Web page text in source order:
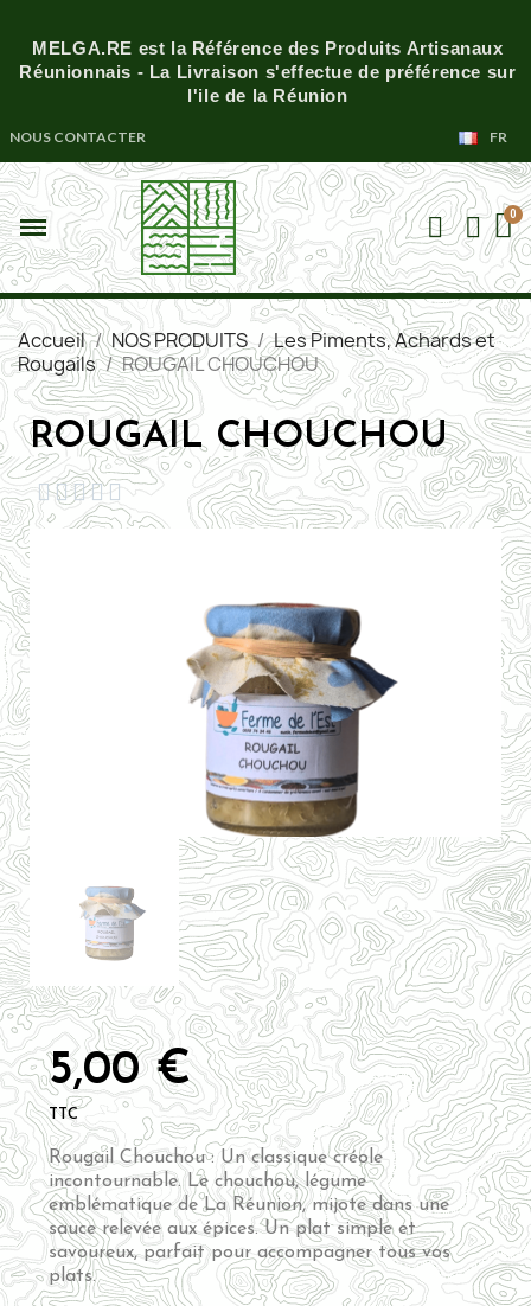
MELGA.RE est la Référence des Produits Artisanaux
Réunionnais - La Livraison s'effectue de préférence sur
l'ile de la Réunion
NOUS CONTACTER FR
Accueil NOS PRODUITS
Les Piments, Achards et
Rougails
ROUGAIL CHOUCHOU
ROUGAIL CHOUCHOU

5,00 €
TTC
Rougail Chouchou : Un classique créole
incontournable. Le chouchou, légume
emblématique de La Réunion, mijote dans une
sauce relevée aux épices. Un plat simple et
savoureux, parfait pour accompagner tous vos
plats.